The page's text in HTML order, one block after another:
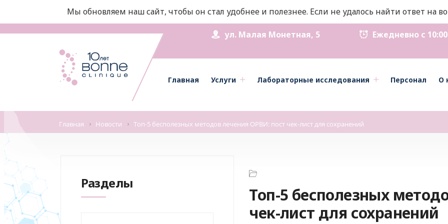
Мы обновляем наш сайт, чтобы он стал удобнее и полезнее. Если не удалось найти ответ на
ул. Малая Монетная, 5
Ежедневно с
Главная Услуги Лабораторные исследования Персонал О
Главная Новости Топ-5 бесполезных методов лечения ОРВИ: пост чек-лист для сохранений
Разделы
Топ-5 бесполезных
чек-лист для сохранений